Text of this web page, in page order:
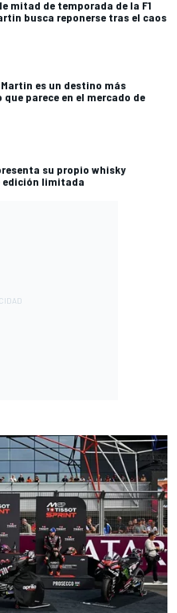
mitad de temporada de la F1
busca reponerse tras el caos
es un destino más
parece en el mercado de
su propio whisky
edición limitada